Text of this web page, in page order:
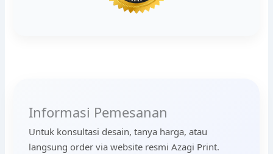
Informasi Pemesanan
Untuk konsultasi desain, tanya harga, atau
langsung order via website resmi Azagi Print.